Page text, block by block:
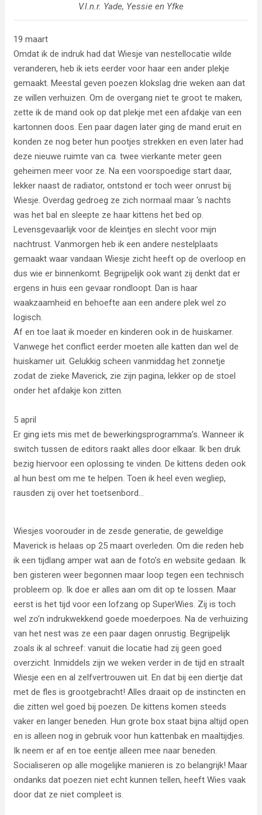
V.l.n.r. Yade, Yessie en Yfke
19 maart
Omdat ik de indruk had dat Wiesje van nestellocatie wilde
veranderen, heb ik iets eerder voor haar een ander plekje
gemaakt. Meestal geven poezen klokslag drie weken aan dat
ze willen verhuizen. Om de overgang niet te groot te maken,
zette ik de mand ook op dat plekje met een afdakje van een
kartonnen doos. Een paar dagen later ging de mand eruit en
konden ze nog beter hun pootjes strekken en even later had
deze nieuwe ruimte van ca. twee vierkante meter geen
geheimen meer voor ze. Na een voorspoedige start daar,
lekker naast de radiator, ontstond er toch weer onrust bij
Wiesje. Overdag gedroeg ze zich normaal maar ‘s nachts
was het bal en sleepte ze haar kittens het bed op.
Levensgevaarlijk voor de kleintjes en slecht voor mijn
nachtrust. Vanmorgen heb ik een andere nestelplaats
gemaakt waar vandaan Wiesje zicht heeft op de overloop en
dus wie er binnenkomt. Begrijpelijk ook want zij denkt dat er
ergens in huis een gevaar rondloopt. Dan is haar
waakzaamheid en behoefte aan een andere plek wel zo
logisch.
Af en toe laat ik moeder en kinderen ook in de huiskamer.
Vanwege het conflict eerder moeten alle katten dan wel de
huiskamer uit. Gelukkig scheen vanmiddag het zonnetje
zodat de zieke Maverick, zie zijn pagina, lekker op de stoel
onder het afdakje kon zitten.
5 april
Er ging iets mis met de bewerkingsprogramma’s. Wanneer ik
switch tussen de editors raakt alles door elkaar. Ik ben druk
bezig hiervoor een oplossing te vinden. De kittens deden ook
al hun best om me te helpen. Toen ik heel even wegliep,
rausden zij over het toetsenbord…
Wiesjes voorouder in de zesde generatie, de geweldige
Maverick is helaas op 25 maart overleden. Om die reden heb
ik een tijdlang amper wat aan de foto’s en website gedaan. Ik
ben gisteren weer begonnen maar loop tegen een technisch
probleem op. Ik doe er alles aan om dit op te lossen. Maar
eerst is het tijd voor een lofzang op SuperWies. Zij is toch
wel zo’n indrukwekkend goede moederpoes. Na de verhuizing
van het nest was ze een paar dagen onrustig. Begrijpelijk
zoals ik al schreef: vanuit die locatie had zij geen goed
overzicht. Inmiddels zijn we weken verder in de tijd en straalt
Wiesje een en al zelfvertrouwen uit. En dat bij een diertje dat
met de fles is grootgebracht! Alles draait op de instincten en
die zitten wel goed bij poezen. De kittens komen steeds
vaker en langer beneden. Hun grote box staat bijna altijd open
en is alleen nog in gebruik voor hun kattenbak en maaltijdjes.
Ik neem er af en toe eentje alleen mee naar beneden.
Socialiseren op alle mogelijke manieren is zo belangrijk! Maar
ondanks dat poezen niet echt kunnen tellen, heeft Wies vaak
door dat ze niet compleet is.